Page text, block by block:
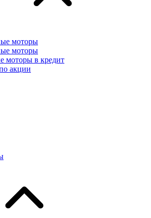
моторы
моторы
моторы в кредит
акции